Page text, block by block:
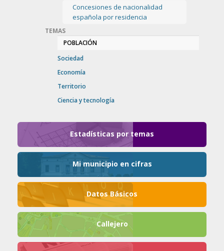
Concesiones de nacionalidad
española por residencia
TEMAS
POBLACIÓN
Sociedad
Economía
Territorio
Ciencia y tecnología
Estadísticas por temas
Mi municipio en cifras
Datos Básicos
Callejero